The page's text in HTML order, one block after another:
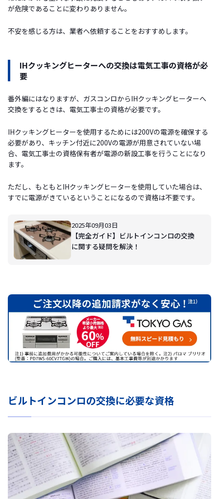
が危険であることに変わりありません。
不安を感じる方は、業者へ依頼することをおすすめします。
IHクッキングヒーターへの交換は電気工事の資格が必
要
番外編にはなりますが、ガスコンロからIHクッキングヒーターへ
交換をするときは、電気工事士の資格が必要です。
IHクッキングヒーターを使用するためには200Vの電源を確保する
必要があり、キッチン付近に200Vの電源が用意されていない場
合、電気工事士の資格保有者が電源の新設工事を行うことになり
ます。
ただし、もともとIHクッキングヒーターを使用していた場合は、
すでに電源がきているということになるので資格は不要です。
2025年09月03日
【完全ガイド】ビルトインコンロの交換
に関する疑問を解決！
ビルトインコンロの交換に必要な資格